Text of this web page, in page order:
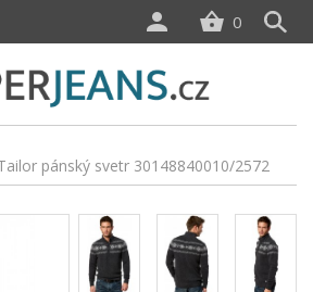
pánský svetr 30148840010/2572
0